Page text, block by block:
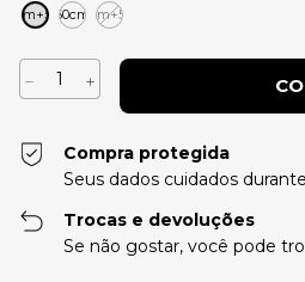
45cm+5cm60cm48cm+5cm
Compra protegida
Seus dados cuidados
Trocas e devoluções
Se não gostar, você pode